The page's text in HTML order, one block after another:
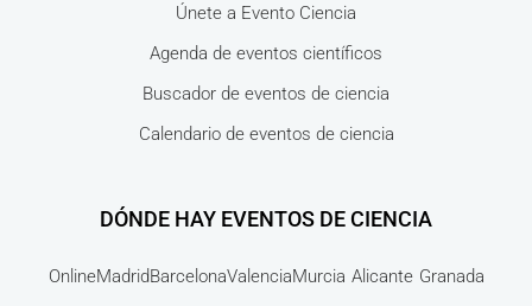
Únete a Evento Ciencia
Agenda de eventos científicos
Buscador de eventos de ciencia
Calendario de eventos de ciencia
DÓNDE HAY EVENTOS DE CIENCIA
OnlineMadridBarcelonaValenciaMurcia Alicante Granada